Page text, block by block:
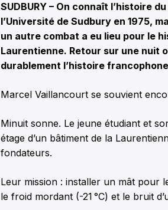
SUDBURY – On connaît l’histoire
l’Université de Sudbury en 1975,
un autre combat a eu lieu pour le
Laurentienne. Retour sur une nuit
durablement l’histoire
Marcel Vaillancourt se souvient
Minuit sonne. Le jeune étudiant et
étage d’un bâtiment de la
fondateurs.
Leur mission : installer un mât pour
le froid mordant (-21 °C) et le bruit